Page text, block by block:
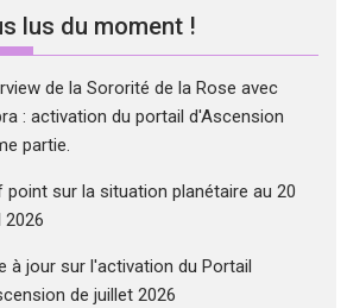
lus du moment !
de la Sororité de la Rose avec
: activation du portail d'Ascension
partie.
point sur la situation planétaire au 20
2026
à jour sur l'activation du Portail
de juillet 2026